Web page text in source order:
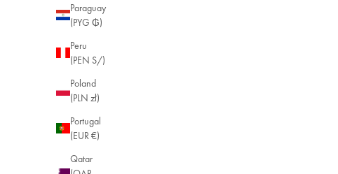
Paraguay
(PYG ₲)
Peru
(PEN S/)
Poland
(PLN zł)
Portugal
(EUR €)
Qatar